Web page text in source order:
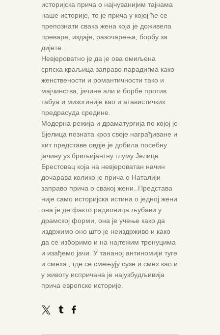
историјска прича о најчуванијим тајнама
наше историје, то је прича у којој ће се
препознати свака жена која је доживела
преваре, издаје, разочарења, борбу за
дијете..
Невјероватно је да је ова омиљена
српска краљица заправо парадигма како
женствености и романтичности тако и
мајчинства, јачине али и борбе против
табуа и мизогиније као и атавистичких
предрасуда средине.
Модерна режија и драматургија по којој је
Бјелица позната кроз своје награђиване и
хит представе овдје је добила посебну
јачину уз бриљијантну глуму Јелице
Брестовац која на невјероватан начин
дочарава колико је прича о Наталији
заправо прича о свакој жени…Представа
није само историјска истина о једној жени
она је де факто радионица љубави у
драмској форми, она је учење како да
издржимо оно што је неиздрживо и како
да се изборимо и на најтежим тренуцима
и изађемо јачи. У тананој антиномији туге
и смеха , где се смењују сузе и смех као и
у животу испричана је најузбудљивија
прича европске историје.